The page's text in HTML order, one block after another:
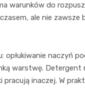
warunków do
ale nie zawsze
opłukiwanie naczyń
warstwę. Detergent
inaczej. W